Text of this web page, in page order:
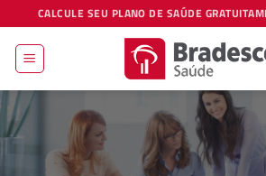
to
content
CALCULE SEU PLANO DE SAÚDE